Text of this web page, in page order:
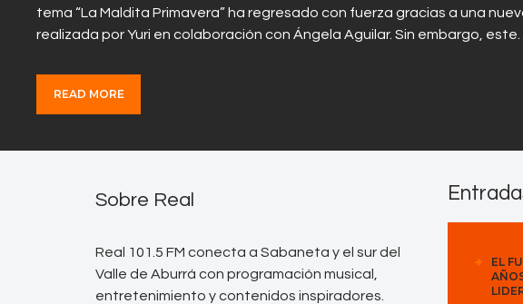
tema “La Maldita Primavera” ha regresado con fuerza gracias a una
realizada por Yuri en colaboración con Ángela Aguilar. Sin embargo,
READ MORE
Sobre Real
Real 101.5 FM conecta a Sabaneta y el sur del
Valle de Aburrá con programación musical,
entretenimiento y contenidos inspiradores.
EL